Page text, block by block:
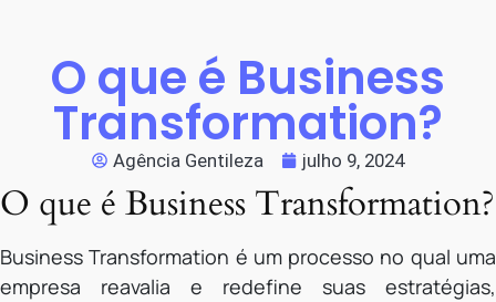
O que é Business
Transformation?
Agência Gentileza julho 9, 2024
O que é Business Transformation?
Business Transformation é um processo no qual uma
empresa reavalia e redefine suas estratégias,